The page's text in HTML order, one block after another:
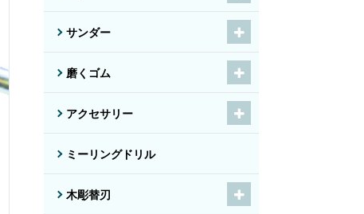
サンダー
磨くゴム
アクセサリー
ミーリングドリル
木彫替刃